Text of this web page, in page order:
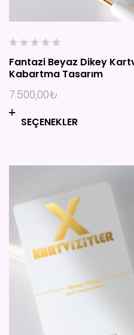
SEÇENEKLER
0
o
u
t
o
f
Fantazi Beyaz Dikey
Kabartma Tasarım
7.500,00₺